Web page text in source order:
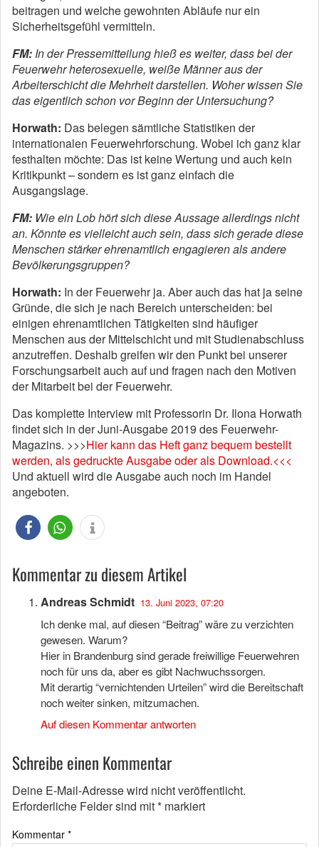
beitragen und welche gewohnten Abläufe nur ein
Sicherheitsgefühl vermitteln.
FM: In der Pressemitteilung hieß es weiter, dass bei der
Feuerwehr heterosexuelle, weiße Männer aus der
Arbeiterschicht die Mehrheit darstellen. Woher wissen Sie
das eigentlich schon vor Beginn der Untersuchung?
Horwath: Das belegen sämtliche Statistiken der
internationalen Feuerwehrforschung. Wobei ich ganz klar
festhalten möchte: Das ist keine Wertung und auch kein
Kritikpunkt – sondern es ist ganz einfach die
Ausgangslage.
FM: Wie ein Lob hört sich diese Aussage allerdings nicht
an. Könnte es vielleicht auch sein, dass sich gerade diese
Menschen stärker ehrenamtlich enga­gieren als andere
Bevölkerungsgruppen?
Horwath: In der Feuerwehr ja. Aber auch das hat ja seine
Gründe, die sich je nach Bereich unterscheiden: bei
einigen ehrenamtlichen Tätigkeiten sind häufiger
Menschen aus der Mittelschicht und mit Studienabschluss
anzutreffen. Deshalb greifen wir den Punkt bei unserer
Forschungsarbeit auch auf und fragen nach den Motiven
der Mitarbeit bei der Feuerwehr.
Das komplette Interview mit Professorin Dr. Ilona Horwath
findet sich in der Juni-Ausgabe 2019 des Feuerwehr-
Magazins. >>>Hier kann das Heft ganz bequem bestellt
werden, als gedruckte Ausgabe oder als Download.<<<
Und aktuell wird die Ausgabe auch noch im Handel
angeboten.
Kommentar zu diesem Artikel
Andreas Schmidt 13. Juni 2023, 07:20
Ich denke mal, auf diesen “Beitrag” wäre zu verzichten
gewesen. Warum?
Hier in Brandenburg sind gerade freiwillige Feuerwehren
noch für uns da, aber es gibt Nachwuchssorgen.
Mit derartig “vernichtenden Urteilen” wird die Bereitschaft
noch weiter sinken, mitzumachen.
Auf diesen Kommentar antworten
Schreibe einen Kommentar
Deine E-Mail-Adresse wird nicht veröffentlicht.
Erforderliche Felder sind mit* markiert
Kommentar *